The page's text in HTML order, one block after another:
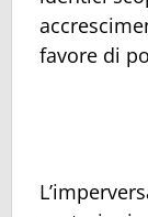
favore di